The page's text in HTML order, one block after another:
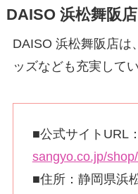
DAISO 浜松舞阪店
DAISO 浜松舞阪店は
ッズなども充実して
■公式サイトURL：
sangyo.co.jp/
■住所：静岡県浜